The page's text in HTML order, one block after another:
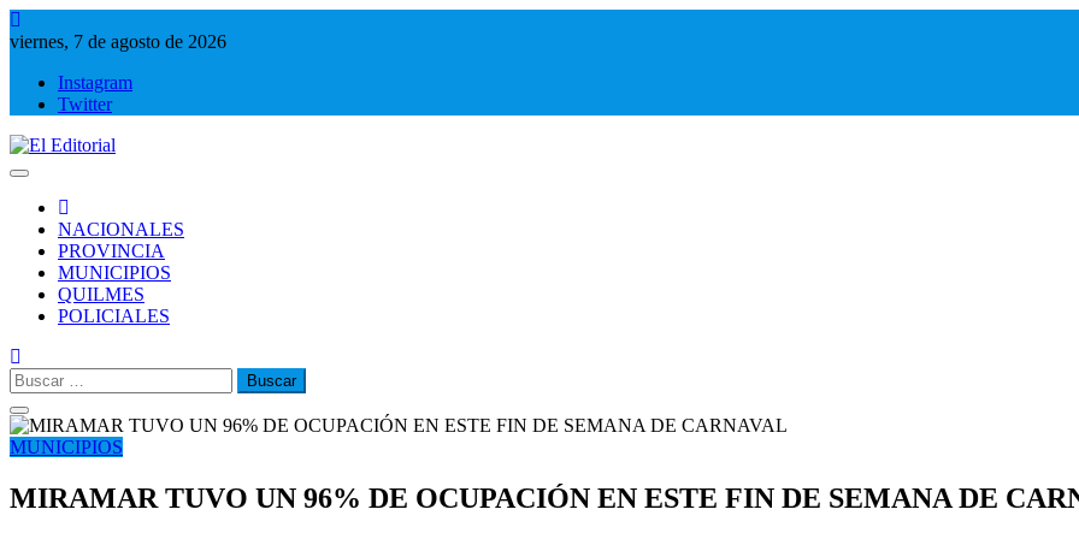
Saltar
al
viernes, 7 de agosto de 2026
Instagram
Twitter
NACIONALES
PROVINCIA
MUNICIPIOS
QUILMES
POLICIALES
Buscar:
MUNICIPIOS
MIRAMAR TUVO UN 96% DE OCUPACIÓN EN ESTE FIN DE SEMANA DE